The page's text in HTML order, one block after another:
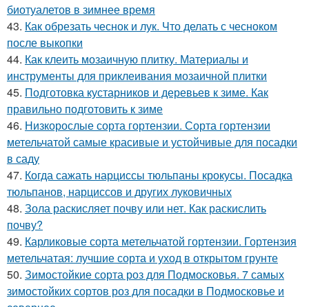
биотуалетов в зимнее время
43. Как обрезать чеснок и лук. Что делать с чесноком
после выкопки
44. Как клеить мозаичную плитку. Материалы и
инструменты для приклеивания мозаичной плитки
45. Подготовка кустарников и деревьев к зиме. Как
правильно подготовить к зиме
46. Низкорослые сорта гортензии. Сорта гортензии
метельчатой самые красивые и устойчивые для посадки
в саду
47. Когда сажать нарциссы тюльпаны крокусы. Посадка
тюльпанов, нарциссов и других луковичных
48. Зола раскисляет почву или нет. Как раскислить
почву?
49. Карликовые сорта метельчатой гортензии. Гортензия
метельчатая: лучшие сорта и уход в открытом грунте
50. Зимостойкие сорта роз для Подмосковья. 7 самых
зимостойких сортов роз для посадки в Подмосковье и